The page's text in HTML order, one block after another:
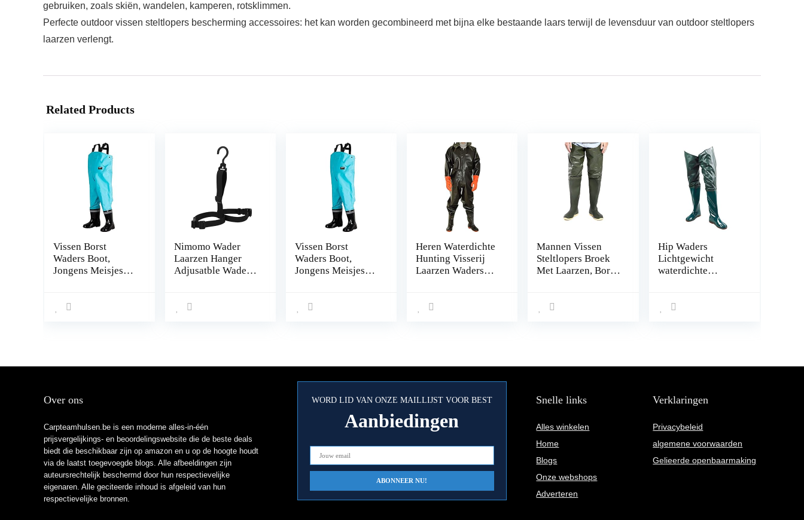
gebruiken, zoals skiën, wandelen, kamperen, rotsklimmen.
Perfecte outdoor vissen steltlopers bescherming accessoires: het kan worden gecombineerd met bijna elke bestaande laars terwijl de levensduur van outdoor steltlopers
laarzen verlengt.
Related Products
Vissen Borst
Waders Boot,
Jongens Meisjes
Jagen (Color : E,
Nimomo Wader
Laarzen Hanger
Adjusatble Wader
Regen Laarzen
Vissen Borst
Waders Boot,
Jongens Meisjes
Jagen (Color : E,
Heren Waterdichte
Hunting Visserij
Laarzen Waders
laarzen (Color : A,
Mannen Vissen
Steltlopers Broek
Met Laarzen, Borst
Lichtgewicht,
Vliegvissen,Armyg
Hip Waders
Lichtgewicht
waterdichte
vrouwen, PVC
Over ons
Carpteamhulsen.be is een moderne alles-in-één
prijsvergelijkings- en beoordelingswebsite die de beste deals
biedt die beschikbaar zijn op amazon en u op de hoogte houdt
via de laatst toegevoegde blogs. Alle afbeeldingen zijn
auteursrechtelijk beschermd door hun respectievelijke
eigenaren. Alle geciteerde inhoud is afgeleid van hun
respectievelijke bronnen.
WORD LID VAN ONZE MAILLIJST VOOR BEST
Aanbiedingen
Snelle links
Alles winkelen
Home
Blogs
Onze webshops
Adverteren
Verklaringen
Privacybeleid
algemene voorwaarden
Gelieerde openbaarmaking